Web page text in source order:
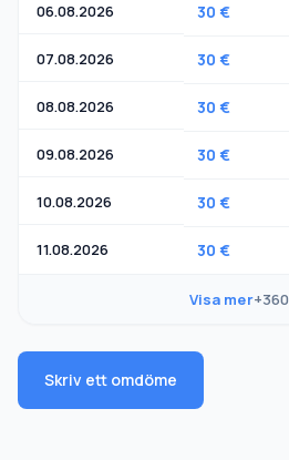
06.08.2026 30 €
07.08.2026 30 €
08.08.2026 30 €
09.08.2026 30 €
10.08.2026 30 €
11.08.2026 30 €
Visa mer+360
Skriv ett omdöme